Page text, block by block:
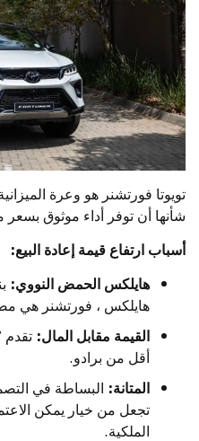
تويوتا فورتشنر هو وعرة
شأنها أن توفر أداء موثوق
أسباب ارتفاع قيمة إعادة البيع:
هايلكس الحمض النووي:
هايلكس ، فورتشنر هي
القيمة مقابل المال:
أقل من برادو.
المتانة: البساطة في
تجعل من خيار يمكن
الملكية.